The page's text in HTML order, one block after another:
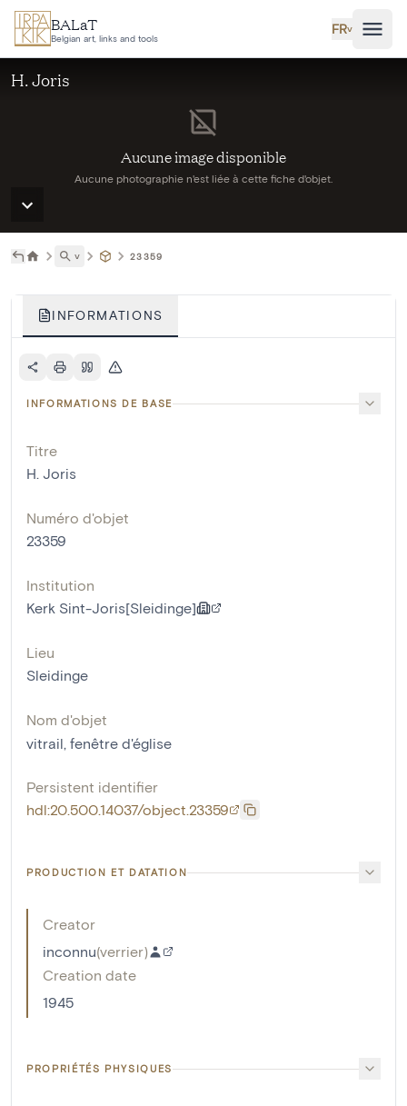
Aller au contenu principal
BALaT
Belgian art, links and tools
FR˅
Aucune image disponible
Aucune photographie n'est liée à cette fiche d'objet.
H. Joris
˅ 23359
INFORMATIONS
INFORMATIONS DE BASE
Titre
H. Joris
Numéro d'objet
23359
Institution
Kerk Sint-Joris[Sleidinge]
Lieu
Sleidinge
Nom d'objet
vitrail, fenêtre d'église
Persistent identifier
hdl:20.500.14037/object.23359
PRODUCTION ET DATATION
Creator
inconnu(verrier)
Creation date
1945
PROPRIÉTÉS PHYSIQUES